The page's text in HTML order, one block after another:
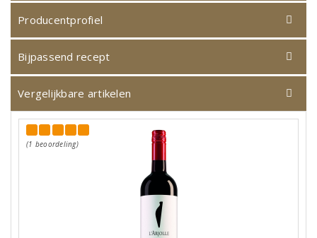
Producentprofiel
Bijpassend recept
Vergelijkbare artikelen
(1 beoordeling)